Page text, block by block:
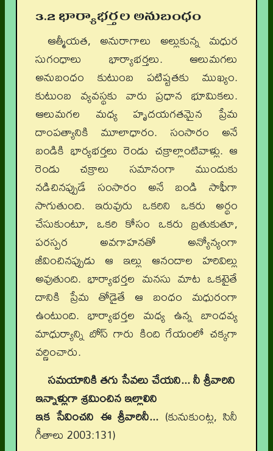
3.2 భార్యాభర్తల అనుబంధం
ఆత్మీయత, అనురాగాలు అల్లుకున్న మధుర
సుగంధాలు భార్యాభర్తలు. ఆలుమగలు
అనుబంధం కుటుంబ పటిష్టతకు ముఖ్యం.
కుటుంబ వ్యవస్థకు వారు ప్రధాన భూమికలు.
ఆలుమగల మధ్య హృదయగతమైన ప్రేమ
దాంపత్యానికి మూలాధారం. సంసారం అనే
బండికి భార్యభర్తలు రెండు చక్రాల్లాంటివాళ్లు. ఆ
రెండు చక్రాలు సమానంగా ముందుకు
నడిచినప్పుడే సంసారం అనే బండి సాఫీగా
సాగుతుంది. ఇరువురు ఒకరిని ఒకరు అర్థం
చేసుకుంటూ, ఒకరి కోసం ఒకరు బ్రతుకుతూ,
పరస్పర అవగాహనతో అన్యోన్యంగా
జీవించినప్పుడు ఆ ఇల్లు ఆనందాల హరివిల్లు
అవుతుంది. భార్యాభర్తల మనసు మాట ఒకటైతే
దానికి ప్రేమ తోడైతే ఆ బంధం మధురంగా
ఉంటుంది. భార్యాభర్తల మధ్య ఉన్న బాంధవ్య
మాధుర్యాన్ని బోస్ గారు కింది గేయంలో చక్కగా
వర్ణించారు.
సమయానికి తగు సేవలు చేయని... నీ శ్రీవారిని
ఇన్నాళ్లుగా శ్రమించిన ఇల్లాలిని
ఇక సేవించని ఈ శ్రీవారినీ... (కునుకుంట్ల, సినీ
గీతాలు 2003:131)